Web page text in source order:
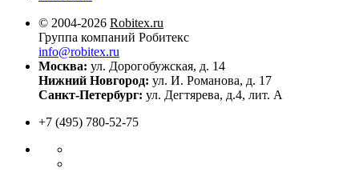
© 2004-2026 Robitex.ru
Группа компаний Робитекс
info@robitex.ru
Москва: ул. Дорогобужская, д. 14
Нижний Новгород: ул. И. Романова, д. 17
Санкт-Петербург: ул. Дегтярева, д.4, лит. А
+7 (495) 780-52-75